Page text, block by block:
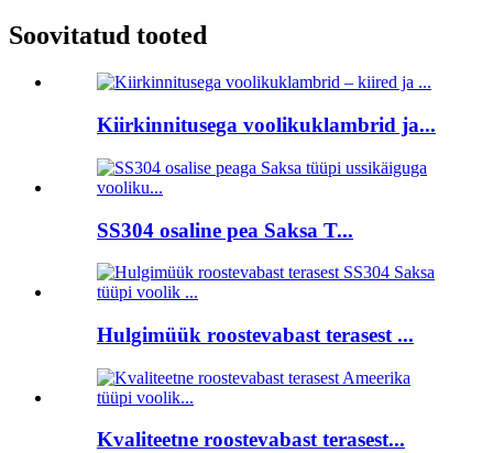
Soovitatud tooted
Kiirkinnitusega voolikuklambrid ja...
SS304 osaline pea Saksa T...
Hulgimüük roostevabast terasest ...
Kvaliteetne roostevabast terasest...